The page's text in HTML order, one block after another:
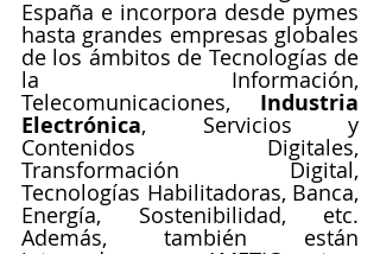
España e incorpora desde pymes
hasta grandes empresas globales
de los ámbitos de Tecnologías de
la Información,
Telecomunicaciones, Industria
Electrónica, Servicios y
Contenidos Digitales,
Transformación Digital,
Tecnologías Habilitadoras, Banca,
Energía, Sostenibilidad, etc.
Además, también están